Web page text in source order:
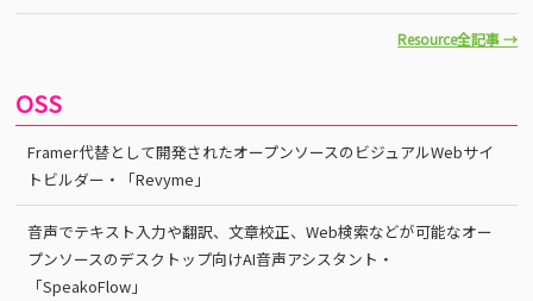
Resource全記事 →
OSS
Framer代替として開発されたオープンソースのビジュアルWebサイ
トビルダー・「Revyme」
音声でテキスト入力や翻訳、文章校正、Web検索などが可能なオー
プンソースのデスクトップ向けAI音声アシスタント・
「SpeakoFlow」